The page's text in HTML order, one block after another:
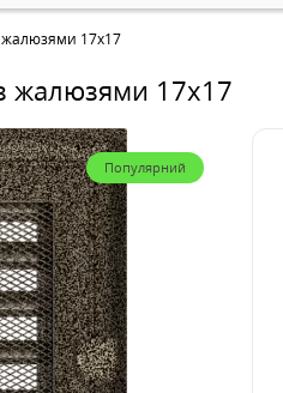
жалюзями 17x17
жалюзями 17x17
Популярний